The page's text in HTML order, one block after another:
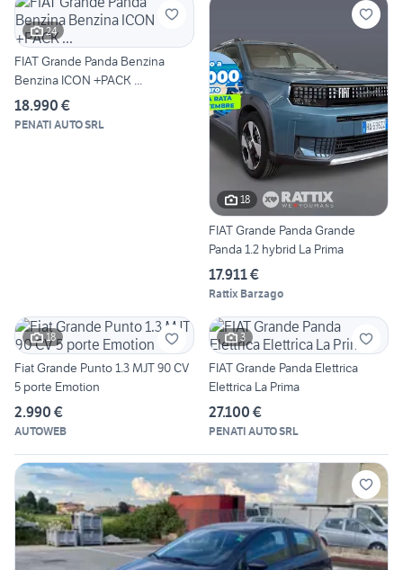
24
FIAT Grande Panda Benzina
Benzina ICON +PACK ...
18.990 €
PENATI AUTO SRL
18
FIAT Grande Panda Grande
Panda 1.2 hybrid La Prima
17.911 €
Rattix Barzago
18
Fiat Grande Punto 1.3 MJT 90 CV
5 porte Emotion
2.990 €
AUTOWEB
3
FIAT Grande Panda Elettrica
Elettrica La Prima
27.100 €
PENATI AUTO SRL